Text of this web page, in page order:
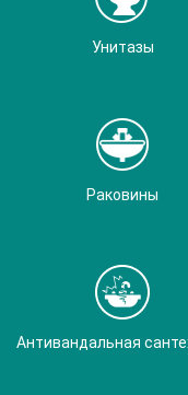
Унитазы
Раковины
Антивандальная